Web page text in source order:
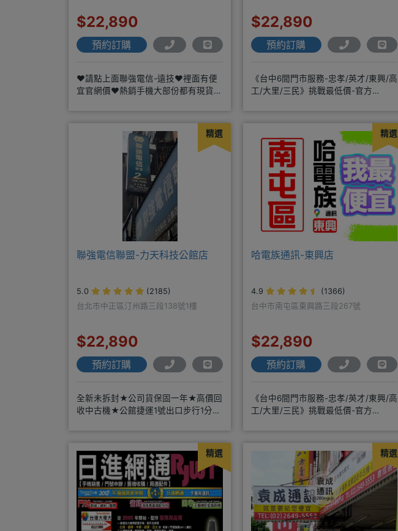
$22,890
預約訂購
❤️請點上面聯強電信-遠技❤️裡面有便
宜官網價❤️熱銷手機大部份都有現貨
$22,890
預約訂購
《台中6間門市服務-忠孝/英才/東興/高
工/大里/三民》挑戰最低價-官方
精選
聯強電信聯盟-力天科技公館店
5.0
(2185)
台北市中正區汀州路三段138號1樓
$22,890
預約訂購
全新未拆封★公司貨保固一年★高價回
收中古機★公館捷運1號出口步行1分鐘
精選
哈電族通訊-東興店
4.9
(1366)
台中市南屯區東興路三段267號
$22,890
預約訂購
《台中6間門市服務-忠孝/英才/東興/高
工/大里/三民》挑戰最低價-官方
精選 精選